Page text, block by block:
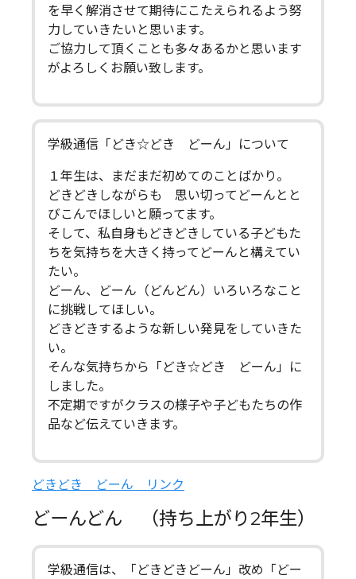
を早く解消させて期待にこたえられるよう努
力していきたいと思います。
ご協力して頂くことも多々あるかと思います
がよろしくお願い致します。
学級通信「どき☆どき どーん」について
１年生は、まだまだ初めてのことばかり。
どきどきしながらも 思い切ってどーんとと
びこんでほしいと願ってます。
そして、私自身もどきどきしている子どもた
ちを気持ちを大きく持ってどーんと構えてい
たい。
どーん、どーん（どんどん）いろいろなこと
に挑戦してほしい。
どきどきするような新しい発見をしていきた
い。
そんな気持ちから「どき☆どき どーん」に
しました。
不定期ですがクラスの様子や子どもたちの作
品など伝えていきます。
どきどき どーん リンク
どーんどん （持ち上がり2年生）
学級通信は、「どきどきどーん」改め「どー